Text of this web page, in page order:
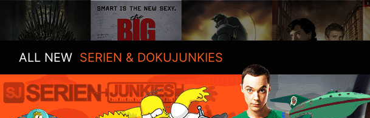
ALL NEW SERIEN & DOKUJUNKIES